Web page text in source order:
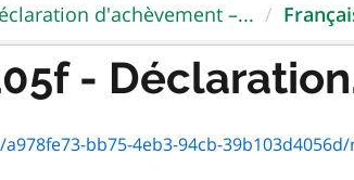
d'achèvement –...
-
bb75-4eb3-94cb-39b103d4056d/